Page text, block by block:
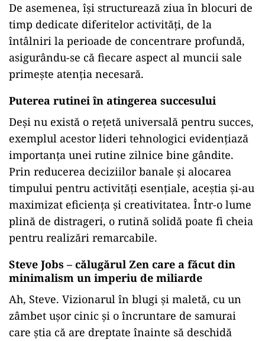
De asemenea, își structurează ziua în blocuri de
timp dedicate diferitelor activități, de la
întâlniri la perioade de concentrare profundă,
asigurându-se că fiecare aspect al muncii sale
primește atenția necesară.
Puterea rutinei în atingerea succesului
Deși nu există o rețetă universală pentru succes,
exemplul acestor lideri tehnologici evidențiază
importanța unei rutine zilnice bine gândite.
Prin reducerea deciziilor banale și alocarea
timpului pentru activități esențiale, aceștia și-au
maximizat eficiența și creativitatea. Într-o lume
plină de distrageri, o rutină solidă poate fi cheia
pentru realizări remarcabile.
Steve Jobs – călugărul Zen care a făcut din
minimalism un imperiu de miliarde
Ah, Steve. Vizionarul în blugi și maletă, cu un
zâmbet ușor cinic și o încruntare de samurai
care știa că are dreptate înainte să deschidă